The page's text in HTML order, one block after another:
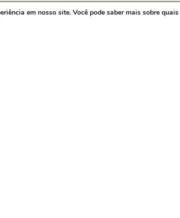
em nosso site. Você pode saber mais sobre